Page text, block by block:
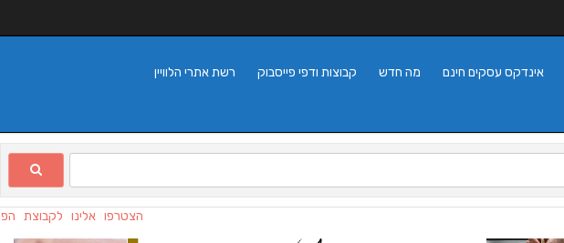
רשת אתרי הלוויין קבוצות ודפי פייסבוק מה חדש אינדקס עסקים חינם
הצטרפו אלינו לקבוצת